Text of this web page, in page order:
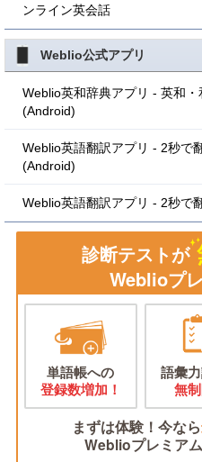
ンライン英会話
Weblio公式アプリ
Weblio英和辞典アプリ - 英和
(Android)
Weblio英語翻訳アプリ - 2秒で
(Android)
Weblio英語翻訳アプリ - 2秒で
診断テストが
Weblioプ
単語帳への
登録数増加！
語彙
無
まずは体験！今なら
Weblioプレミア